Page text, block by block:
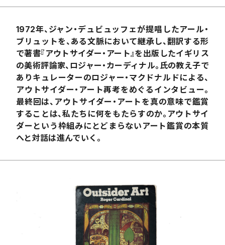
1972年、ジャン・デュビュッフェが提唱したアール・
ブリュットを、ある文脈において継承し、翻訳する形
で著書『アウトサイダー・アート』を出版したイギリス
の美術評論家、ロジャー・カーディナル。氏の教え子で
ありキュレーターのロジャー・マクドナルドによる、
アウトサイダー・アート再考をめぐるインタビュー。
最終回は、アウトサイダー・アートを真の意味で鑑賞
することは、私たちに何をもたらすのか。アウトサイ
ダーという枠組みにとどまらないアート鑑賞の本質
へと対話は進んでいく。